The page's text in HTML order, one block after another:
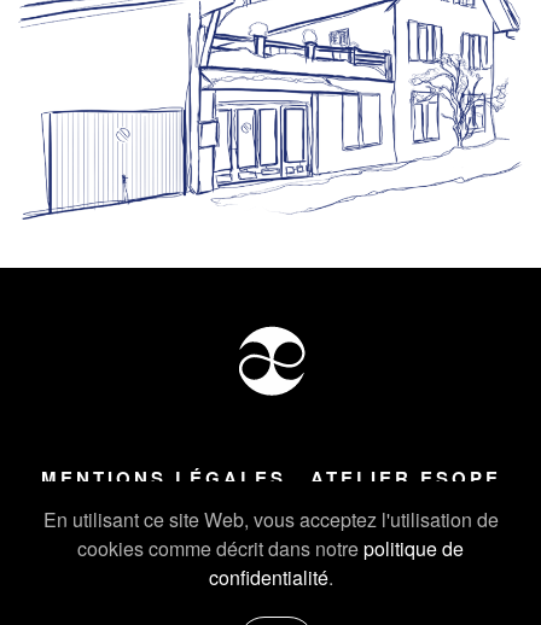
En utilisant ce site Web, vous acceptez l'utilisation de
cookies comme décrit dans notrepolitique de
confidentialité.
MENTIONS LÉGALES ATELIER ESOPE